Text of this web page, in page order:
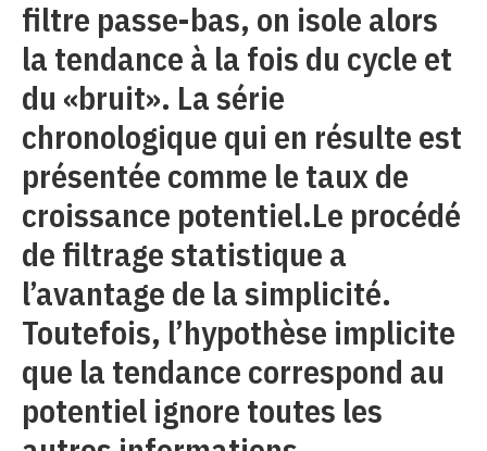
filtre passe-bas, on isole alors
la tendance à la fois du cycle et
du «bruit». La série
chronologique qui en résulte est
présentée comme le taux de
croissance potentiel.Le procédé
de filtrage statistique a
l’avantage de la simplicité.
Toutefois, l’hypothèse implicite
que la tendance correspond au
potentiel ignore toutes les